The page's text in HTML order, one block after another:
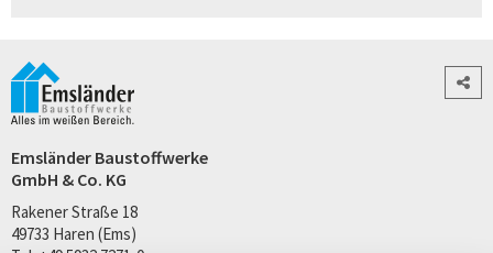
Emsländer Baustoffwerke
GmbH & Co. KG
Rakener Straße 18
49733 Haren (Ems)